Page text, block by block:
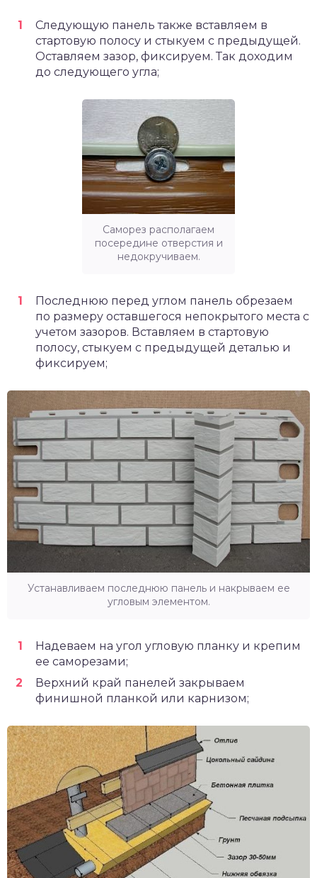
Следующую панель также вставляем в
стартовую полосу и стыкуем с предыдущей.
Оставляем зазор, фиксируем. Так доходим
до следующего угла;
Саморез располагаем
посередине отверстия и
недокручиваем.
Последнюю перед углом панель обрезаем
по размеру оставшегося непокрытого места с
учетом зазоров. Вставляем в стартовую
полосу, стыкуем с предыдущей деталью и
фиксируем;
Устанавливаем последнюю панель и накрываем ее
угловым элементом.
Надеваем на угол угловую планку и крепим
ее саморезами;
Верхний край панелей закрываем
финишной планкой или карнизом;